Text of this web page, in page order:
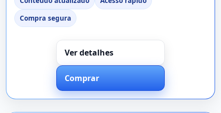
Compra segura
Ver detalhes
Comprar